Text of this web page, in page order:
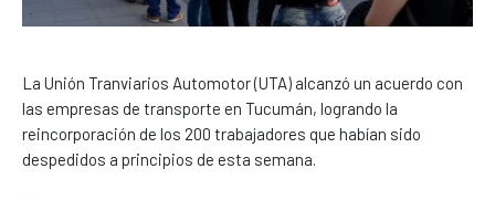
La Unión Tranviarios Automotor (UTA) alcanzó un acuerdo con
las empresas de transporte en Tucumán, logrando la
reincorporación de los 200 trabajadores que habían sido
despedidos a principios de esta semana.